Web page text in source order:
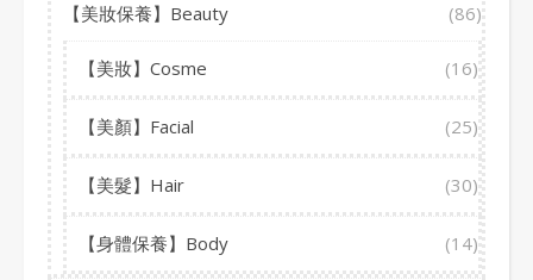
【美妝保養】Beauty (86)
【美妝】Cosme (16)
【美顏】Facial (25)
【美髮】Hair (30)
【身體保養】Body (14)